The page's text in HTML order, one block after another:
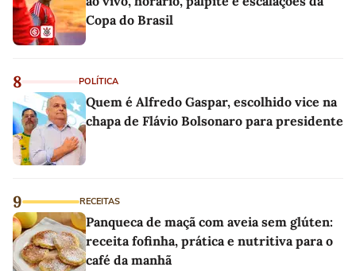
Copa do Brasil
8 POLÍTICA
Quem é Alfredo Gaspar, escolhido vice na
chapa de Flávio Bolsonaro para presidente
9 RECEITAS
Panqueca de maçã com aveia sem glúten:
receita fofinha, prática e nutritiva para o
café da manhã